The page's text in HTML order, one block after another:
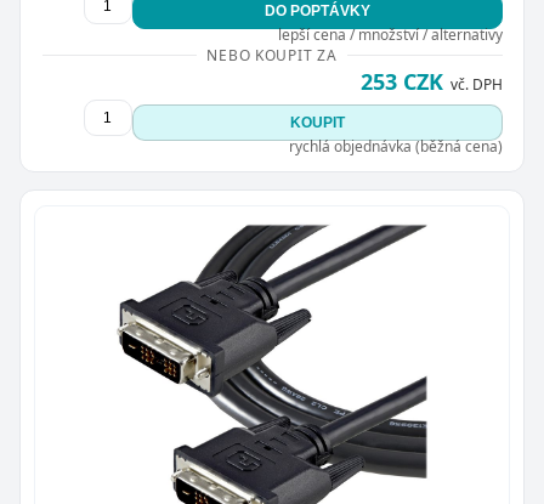
DO POPTÁVKY
lepší cena / množství / alternativy
NEBO KOUPIT ZA
253 CZK vč. DPH
KOUPIT
rychlá objednávka (běžná cena)